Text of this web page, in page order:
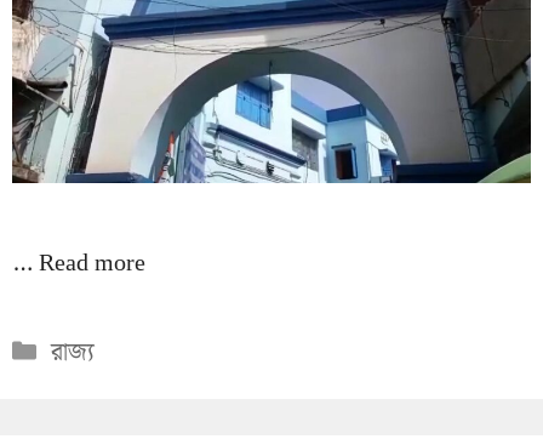
…Read more
Categories
রাজ্য